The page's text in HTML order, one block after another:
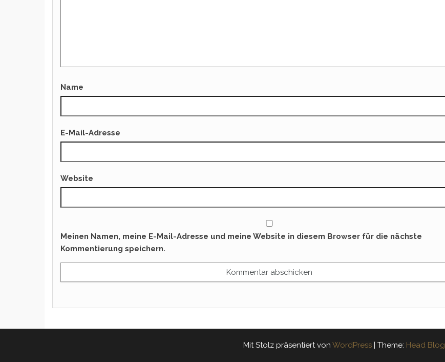
Name
E-Mail-Adresse
Website
Meinen Namen, meine E-Mail-Adresse und meine Website in diesem Browser für die nächste
Kommentierung speichern.
Mit Stolz präsentiert von WordPress Theme: Head Blog